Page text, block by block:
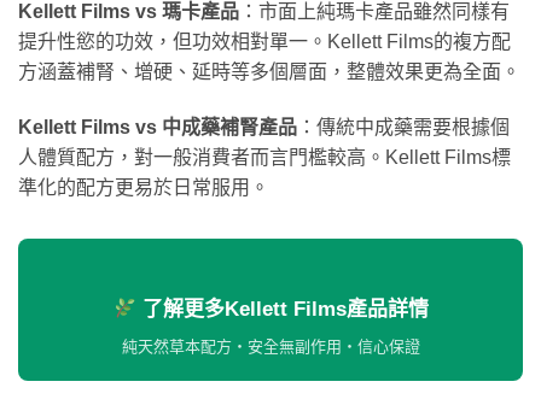
Kellett Films vs 瑪卡產品 ：市面上純瑪卡產品雖然同樣有
提升性慾的功效，但功效相對單一。Kellett Films的複方配
方涵蓋補腎、增硬、延時等多個層面，整體效果更為全面。
Kellett Films vs 中成藥補腎產品 ：傳統中成藥需要根據個
人體質配方，對一般消費者而言門檻較高。Kellett Films標
準化的配方更易於日常服用。
了解更多Kellett Films產品詳情
純天然草本配方・安全無副作用・信心保證